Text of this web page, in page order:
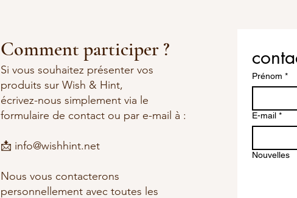
Comment participer ?
Si vous souhaitez présenter vos
produits sur Wish & Hint,
écrivez-nous simplement via le
formulaire de contact ou par e-mail à :
📩 info@wishhint.net
Nous vous contacterons
personnellement avec toutes les
Prénom *
E-mail *
Nouvelles